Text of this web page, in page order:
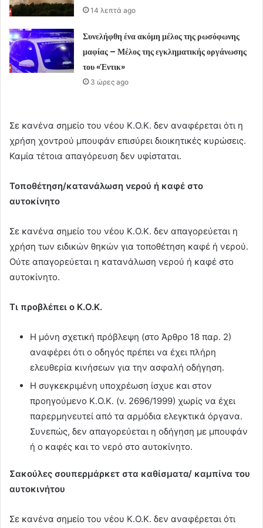
14 λεπτά ago
Συνελήφθη ένα ακόμη μέλος της ρωσόφωνης
μαφίας – Μέλος της εγκληματικής οργάνωσης
του «Έντικ»
3 ώρες ago
Σε κανένα σημείο του νέου Κ.Ο.Κ. δεν αναφέρεται ότι η
χρήση χοντρού μπουφάν επισύρει διοικητικές κυρώσεις.
Καμία τέτοια απαγόρευση δεν υφίσταται.
Τοποθέτηση/κατανάλωση νερού ή καφέ στο
αυτοκίνητο
Σε κανένα σημείο του νέου Κ.Ο.Κ. δεν απαγορεύεται η
χρήση των ειδικών θηκών για τοποθέτηση καφέ ή νερού.
Ούτε απαγορεύεται η κατανάλωση νερού ή καφέ στο
αυτοκίνητο.
Τι προβλέπει ο Κ.Ο.Κ.
Η μόνη σχετική πρόβλεψη (στο Άρθρο 18 παρ. 2)
αναφέρει ότι ο οδηγός πρέπει να έχει πλήρη
ελευθερία κινήσεων για την ασφαλή οδήγηση.
Η συγκεκριμένη υποχρέωση ίσχυε και στον
προηγούμενο Κ.Ο.Κ. (ν. 2696/1999) χωρίς να έχει
παρερμηνευτεί από τα αρμόδια ελεγκτικά όργανα.
Συνεπώς, δεν απαγορεύεται η οδήγηση με μπουφάν
ή ο καφές και το νερό στο αυτοκίνητο.
Σακούλες σουπερμάρκετ στα καθίσματα/ καμπίνα του
αυτοκινήτου
Σε κανένα σημείο του νέου Κ.Ο.Κ. δεν αναφέρεται ότι